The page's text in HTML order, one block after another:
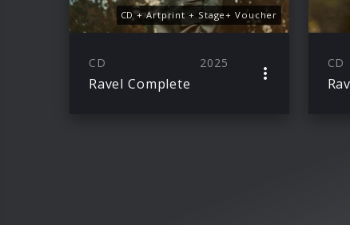
CD + Artprint + Stage+ Voucher
CD 2025
Ravel Complete
CD